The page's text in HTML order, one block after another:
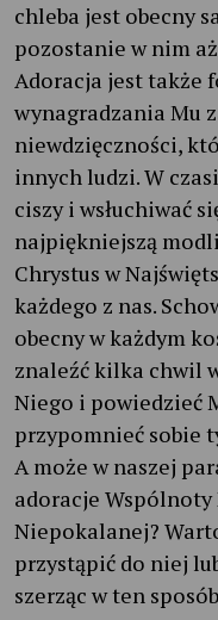
chleba jest obecny
pozostanie w nim
Adoracja jest także
wynagradzania Mu
niewdzięczności,
innych ludzi. W
ciszy i wsłuchiwać
najpiękniejszą
Chrystus w
każdego z nas.
obecny w każdym
znaleźć kilka chwil
Niego i powiedzieć
przypomnieć sobie
A może w naszej
adoracje
Niepokalanej?
przystąpić do niej
szerząc w ten